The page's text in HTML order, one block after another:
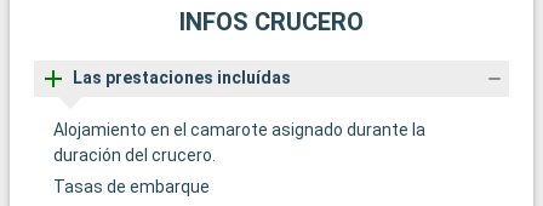
INFOS CRUCERO
Las prestaciones incluídas
Alojamiento en el camarote asignado durante la
duración del crucero.
Tasas de embarque